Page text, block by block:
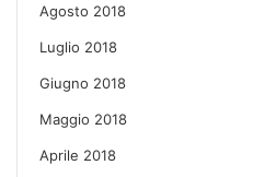
Agosto 2018
Luglio 2018
Giugno 2018
Maggio 2018
Aprile 2018